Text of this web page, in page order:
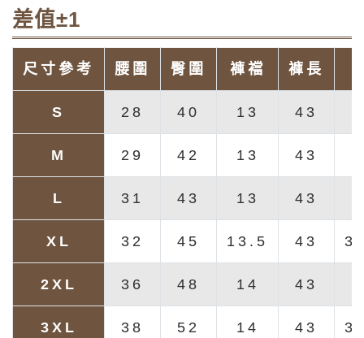
差值±1
尺寸參考 腰圍 臀圍 褲襠 褲長
S 28 40 13 43
M 29 42 13 43
L 31 43 13 43
XL 32 45 13.5 43
2XL 36 48 14 43
3XL 38 52 14 43